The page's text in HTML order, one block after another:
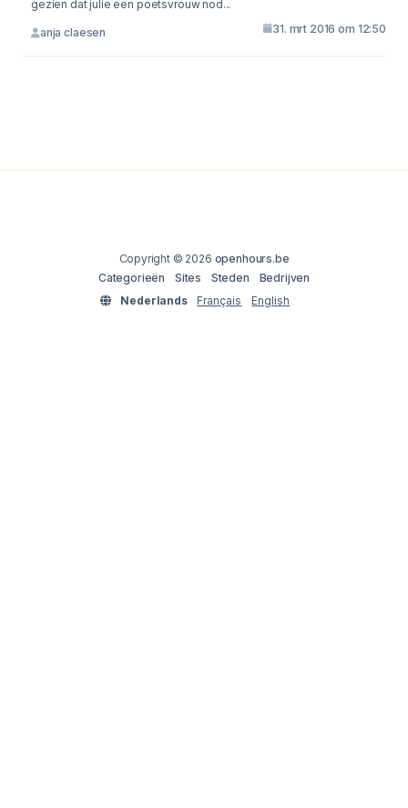
gezien dat julie een poetsvrouw nod...
anja claesen 31. mrt 2016 om 12:50
Copyright © 2026 openhours.be
Categorieën
Sites Steden
Bedrijven
Nederlands
Français English